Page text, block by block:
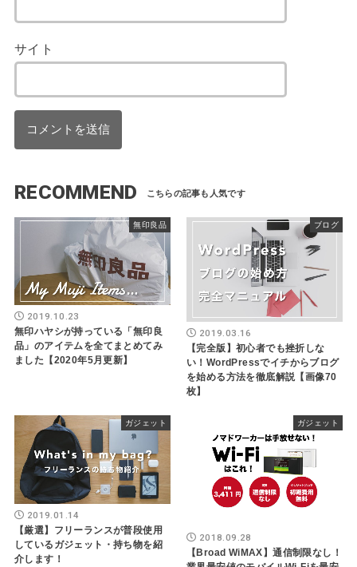
サイト
RECOMMEND
無印良品
2019.10.23
無印ハヤシが持っている「無印良
品」のアイテムを全てまとめてみ
ました【2020年5月更新】
ブログ
2019.03.16
【完全版】初心者でも挫折しな
い！WordPressでイチからブログ
を始める方法を徹底解説【画像70
枚】
ガジェット
2019.01.14
【厳選】フリーランスが普段使用
しているガジェット・持ち物を紹
介します！
ガジェット
2018.09.28
【Broad WiMAX】通信制限なし！